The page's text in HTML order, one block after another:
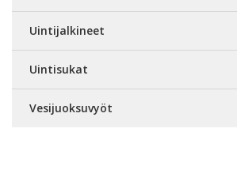
Uintijalkineet
Uintisukat
Vesijuoksuvyöt